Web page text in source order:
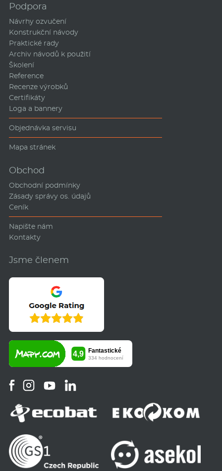
Podpora
Návrhy ozvučení
Konstrukční návody
Praktické rady
Archiv návodů k použití
Školení
Reference
Recenze výrobků
Certifikáty
Loga a bannery
Objednávka servisu
Mapa stránek
Obchod
Obchodní podmínky
Zásady správy os. údajů
Ceník
Napište nám
Kontakty
Jsme členem